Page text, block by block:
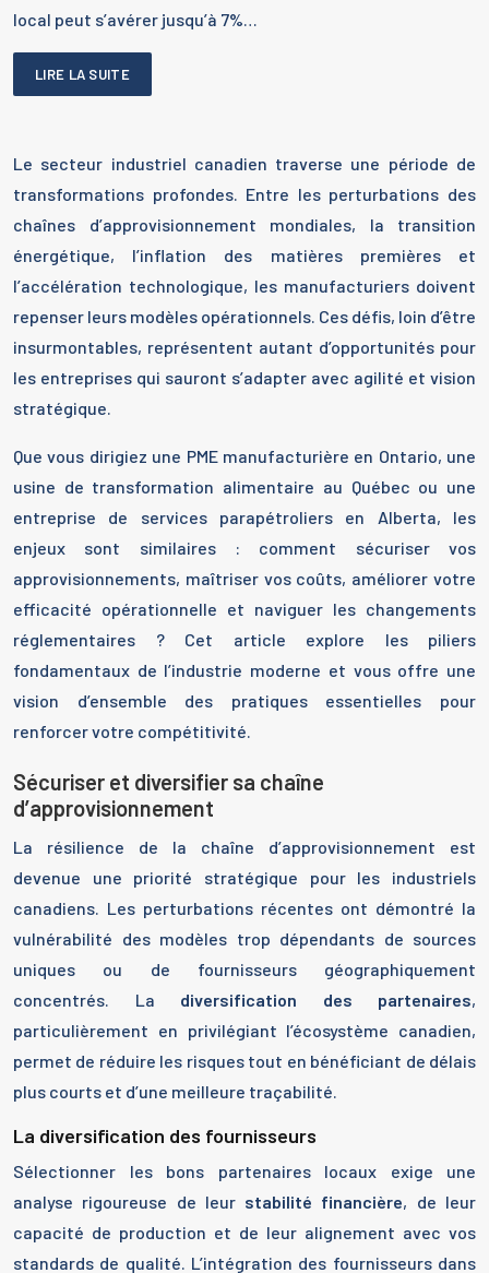
local peut s’avérer jusqu’à 7%…
LIRE LA SUITE
Le secteur industriel canadien traverse une période de
transformations profondes. Entre les perturbations des
chaînes d’approvisionnement mondiales, la transition
énergétique, l’inflation des matières premières et
l’accélération technologique, les manufacturiers doivent
repenser leurs modèles opérationnels. Ces défis, loin d’être
insurmontables, représentent autant d’opportunités pour
les entreprises qui sauront s’adapter avec agilité et vision
stratégique.
Que vous dirigiez une PME manufacturière en Ontario, une
usine de transformation alimentaire au Québec ou une
entreprise de services parapétroliers en Alberta, les
enjeux sont similaires : comment sécuriser vos
approvisionnements, maîtriser vos coûts, améliorer votre
efficacité opérationnelle et naviguer les changements
réglementaires ? Cet article explore les piliers
fondamentaux de l’industrie moderne et vous offre une
vision d’ensemble des pratiques essentielles pour
renforcer votre compétitivité.
Sécuriser et diversifier sa chaîne
d’approvisionnement
La résilience de la chaîne d’approvisionnement est
devenue une priorité stratégique pour les industriels
canadiens. Les perturbations récentes ont démontré la
vulnérabilité des modèles trop dépendants de sources
uniques ou de fournisseurs géographiquement
concentrés. La diversification des partenaires,
particulièrement en privilégiant l’écosystème canadien,
permet de réduire les risques tout en bénéficiant de délais
plus courts et d’une meilleure traçabilité.
La diversification des fournisseurs
Sélectionner les bons partenaires locaux exige une
analyse rigoureuse de leur stabilité financière, de leur
capacité de production et de leur alignement avec vos
standards de qualité. L’intégration des fournisseurs dans